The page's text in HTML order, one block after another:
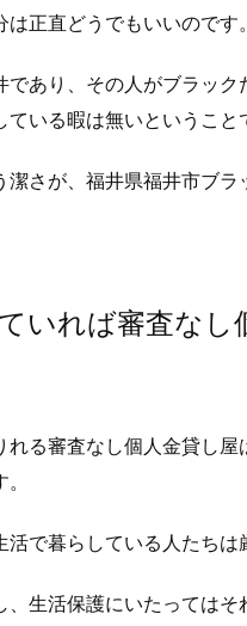
正直どうでもいいのです。
あり、その人がブラッ
いる暇は無いということ
潔さが、福井県福井市ブ
いれば審査なし
る審査なし個人金貸し
で暮らしている人たちは
生活保護にいたっては